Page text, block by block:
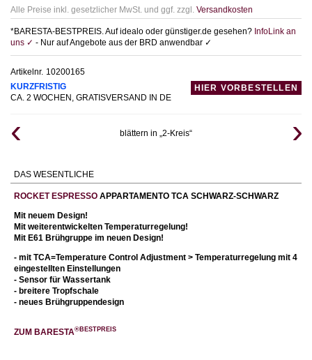
Alle Preise inkl. gesetzlicher MwSt. und ggf. zzgl. Versandkosten
*BARESTA-BESTPREIS. Auf idealo oder günstiger.de gesehen? InfoLink an
uns ✓ - Nur auf Angebote aus der BRD anwendbar ✓
Artikelnr. 10200165
KURZFRISTIG
CA. 2 WOCHEN, GRATISVERSAND IN DE
HIER VORBESTELLEN
blättern in „2-Kreis“
DAS WESENTLICHE
ROCKET ESPRESSO APPARTAMENTO TCA SCHWARZ-SCHWARZ
Mit neuem Design!
Mit weiterentwickelten Temperaturregelung!
Mit E61 Brühgruppe im neuen Design!
- mit TCA=Temperature Control Adjustment > Temperaturregelung mit 4
eingestellten Einstellungen
- Sensor für Wassertank
- breitere Tropfschale
- neues Brühgruppendesign
ZUM BARESTA®BESTPREIS